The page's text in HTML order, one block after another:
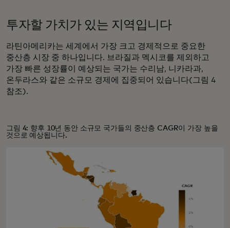
투자할 가치가 있는 지역입니다
라틴아메리카는 세계에서 가장 크고 경제적으로 중요한
중산층 시장 중 하나입니다. 브라질과 멕시코를 제외하고
가장 빠른 성장률이 예상되는 국가는 수리남, 니카라과,
온두라스와 같은 소규모 경제에 집중되어 있습니다(그림 4
참조).
그림 4: 향후 10년 동안 소규모 국가들의 중산층 CAGR이 가장 높을
것으로 예상됩니다.